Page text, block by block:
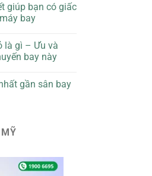
giúp bạn có giấc
bay
là gì – Ưu và
bay này
gần sân bay